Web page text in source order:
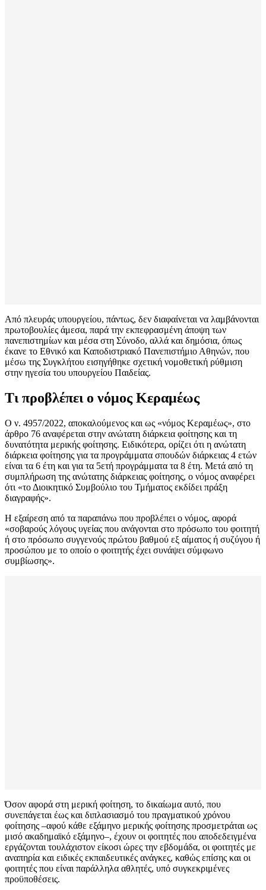
Από πλευράς υπουργείου, πάντως, δεν διαφαίνεται να λαμβάνονται
πρωτοβουλίες άμεσα, παρά την εκπεφρασμένη άποψη των
πανεπιστημίων και μέσα στη Σύνοδο, αλλά και δημόσια, όπως
έκανε το Εθνικό και Καποδιστριακό Πανεπιστήμιο Αθηνών, που
μέσω της Συγκλήτου εισηγήθηκε σχετική νομοθετική ρύθμιση
στην ηγεσία του υπουργείου Παιδείας.
Τι προβλέπει ο νόμος Κεραμέως
Ο ν. 4957/2022, αποκαλούμενος και ως «νόμος Κεραμέως», στο
άρθρο 76 αναφέρεται στην ανώτατη διάρκεια φοίτησης και τη
δυνατότητα μερικής φοίτησης. Ειδικότερα, ορίζει ότι η ανώτατη
διάρκεια φοίτησης για τα προγράμματα σπουδών διάρκειας 4 ετών
είναι τα 6 έτη και για τα 5ετή προγράμματα τα 8 έτη. Μετά από τη
συμπλήρωση της ανώτατης διάρκειας φοίτησης, ο νόμος αναφέρει
ότι «το Διοικητικό Συμβούλιο του Τμήματος εκδίδει πράξη
διαγραφής».
Η εξαίρεση από τα παραπάνω που προβλέπει ο νόμος, αφορά
«σοβαρούς λόγους υγείας που ανάγονται στο πρόσωπο του φοιτητή
ή στο πρόσωπο συγγενούς πρώτου βαθμού εξ αίματος ή συζύγου ή
προσώπου με το οποίο ο φοιτητής έχει συνάψει σύμφωνο
συμβίωσης».
Όσον αφορά στη μερική φοίτηση, το δικαίωμα αυτό, που
συνεπάγεται έως και διπλασιασμό του πραγματικού χρόνου
φοίτησης –αφού κάθε εξάμηνο μερικής φοίτησης προσμετράται ως
μισό ακαδημαϊκό εξάμηνο–, έχουν οι φοιτητές που αποδεδειγμένα
εργάζονται τουλάχιστον είκοσι ώρες την εβδομάδα, οι φοιτητές με
αναπηρία και ειδικές εκπαιδευτικές ανάγκες, καθώς επίσης και οι
φοιτητές που είναι παράλληλα αθλητές, υπό συγκεκριμένες
προϋποθέσεις.